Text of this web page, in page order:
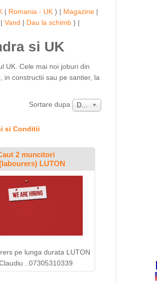
| Romania - UK ) | Magazine |
| Vand | Dau la schimb ) |
si UK
UK. Cele mai noi joburi din
in constructii sau pe santier, la
Sortare dupa Data
si Conditii
2 muncitori
LUTON
pe lunga durata LUTON
..07305310339